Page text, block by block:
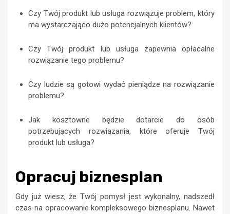
Czy Twój produkt lub usługa rozwiązuje problem, który
ma wystarczająco dużo potencjalnych klientów?
Czy Twój produkt lub usługa zapewnia opłacalne
rozwiązanie tego problemu?
Czy ludzie są gotowi wydać pieniądze na rozwiązanie
problemu?
Jak kosztowne będzie dotarcie do osób
potrzebujących rozwiązania, które oferuje Twój
produkt lub usługa?
Opracuj biznesplan
Gdy już wiesz, że Twój pomysł jest wykonalny, nadszedł
czas na opracowanie kompleksowego biznesplanu. Nawet